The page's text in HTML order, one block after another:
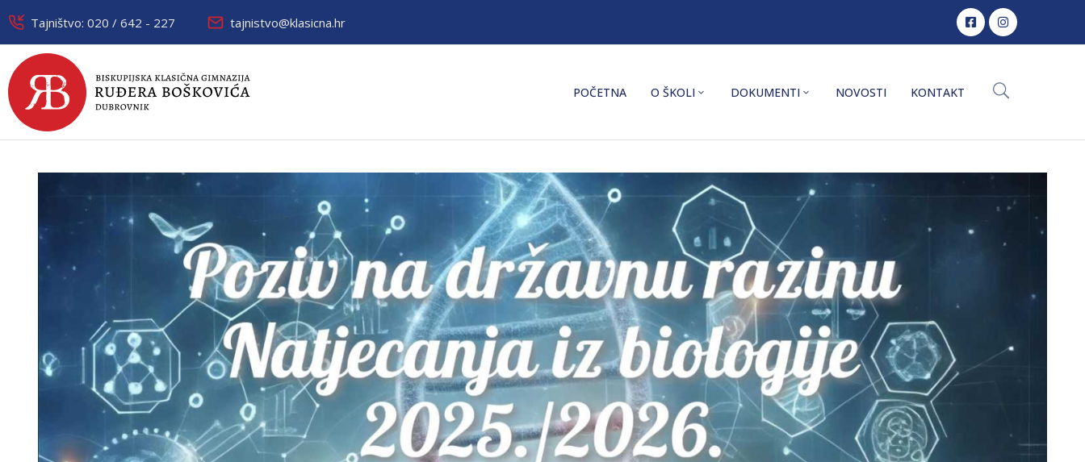
Tajništvo: 020 / 642 - 227 tajnistvo@klasicna.hr
POČETNA O ŠKOLI DOKUMENTI NOVOSTI KONTAKT